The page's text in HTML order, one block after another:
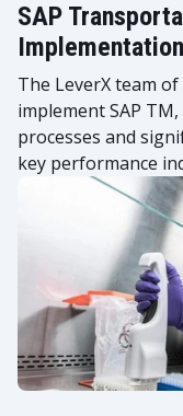
SAP
The LeverX team
implement SAP
processes and
key performance